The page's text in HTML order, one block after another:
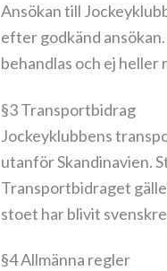
Ansökan till
efter godkänd
behandlas och ej heller
§3 Transportbidrag
Jockeyklubbens
utanför Skandinavien.
Transportbidraget
stoet har blivit
§4 Allmänna regler